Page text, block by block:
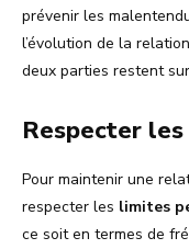
prévenir les
l’évolution de la
deux parties restent
Respecter
Pour maintenir une
respecter les limites
ce soit en termes de